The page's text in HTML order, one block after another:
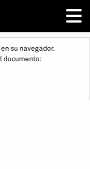
su navegador.
documento: